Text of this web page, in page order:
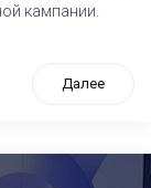
кампании.
Далее